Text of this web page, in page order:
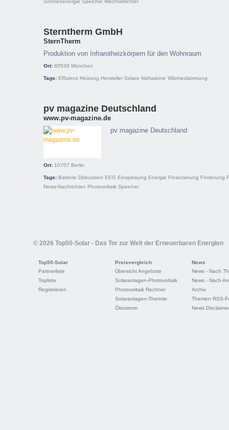
Sonnenenergie Speicher Wechselrichter
Sterntherm GmbH
SternTherm
Produktion von Infrarotheizkörpern für den Wohnraum
Ort: 80538 München
Tags: Effizienz Heizung Hersteller Solare Nahwärme Wärmedämmung
pv magazine Deutschland
www.pv-magazine.de
pv magazine Deutschland
Ort: 10707 Berlin
Tags: Batterie Diskussion EEG Einspeisung Energie Finanzierung Förderung
News-Nachrichten Photovoltaik Speicher
© 2026 Top50-Solar - Das Tor zur Welt der Erneuerbaren Energien
Top50-Solar
Partnerliste
Topliste
Registrieren
Preisvergleich
Übersicht Angebote
Solaranlagen-Photovoltaik
Photovoltaik Rechner
Solaranlagen-Thermie
Ökostrom
News
News - Nach
News - Nach
Archiv
Themen RSS-
News Disclaimer